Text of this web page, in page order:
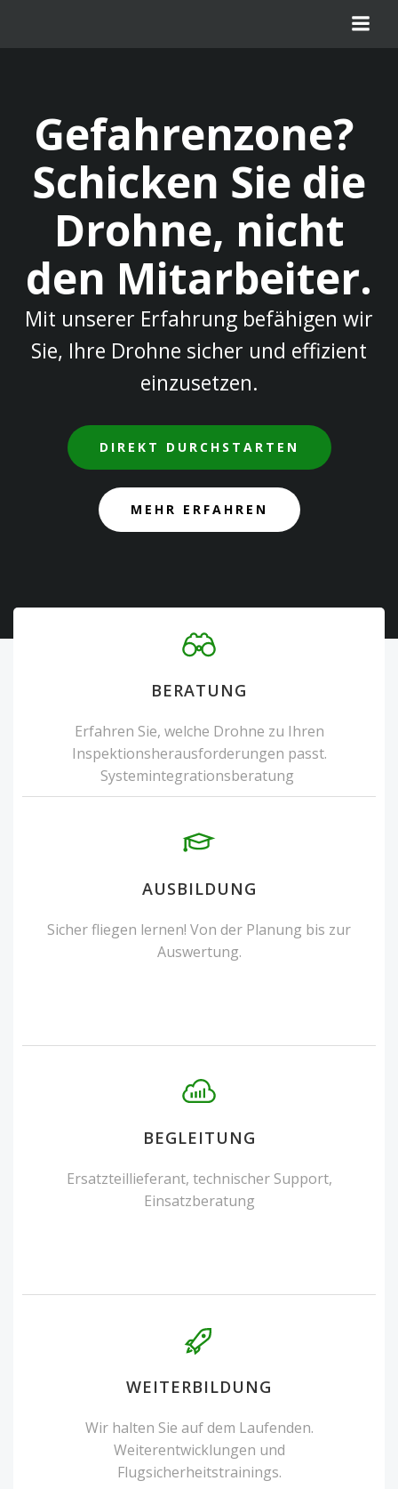
Gefahrenzone?
Schicken Sie die
Drohne, nicht
den Mitarbeiter.
Mit unserer Erfahrung befähigen wir
Sie, Ihre Drohne sicher und effizient
einzusetzen.
DIREKT DURCHSTARTEN
MEHR ERFAHREN
BERATUNG
Erfahren Sie, welche Drohne zu Ihren
Inspektionsherausforderungen passt.
Systemintegrationsberatung
AUSBILDUNG
Sicher fliegen lernen! Von der Planung bis zur
Auswertung.
BEGLEITUNG
Ersatzteillieferant, technischer Support,
Einsatzberatung
WEITERBILDUNG
Wir halten Sie auf dem Laufenden.
Weiterentwicklungen und
Flugsicherheitstrainings.